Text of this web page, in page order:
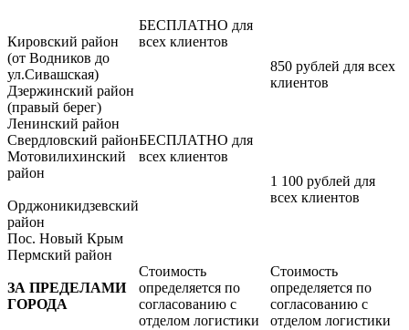
Кировский район
(от Водников до
ул.Сивашская)
Дзержинский район
(правый берег)
Ленинский район
Свердловский район
Мотовилихинский
район
Орджоникидзевский
район
Пос. Новый Крым
Пермский район
БЕСПЛАТНО для
всех клиентов
БЕСПЛАТНО для
всех клиентов
850 рублей для всех
клиентов
1 100 рублей для
всех клиентов
ЗА ПРЕДЕЛАМИ
ГОРОДА
Стоимость
определяется по
согласованию с
отделом логистики
Стоимость
определяется по
согласованию с
отделом логистики